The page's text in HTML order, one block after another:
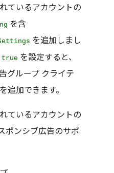
ているアカウントの
を含
を追加しまし
true を設定すると、
グループ クライテ
追加できます。
ているアカウントの
ポンシブ広告のサポ